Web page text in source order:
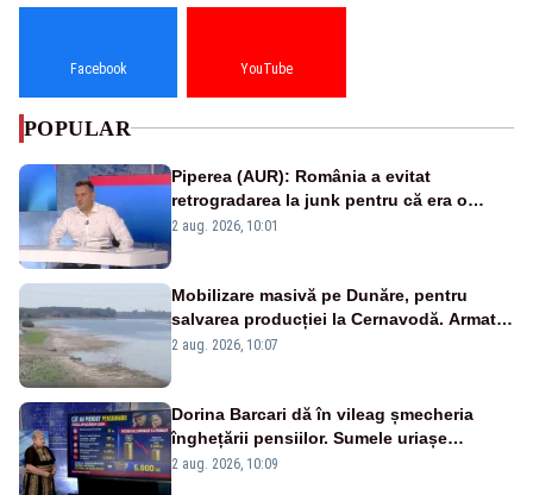
Facebook YouTube
POPULAR
Piperea (AUR): România a evitat
retrogradarea la junk pentru că era o
catastrofă pentru bănci și fondurile de
2 aug. 2026, 10:01
Mobilizare masivă pe Dunăre, pentru
salvarea producției la Cernavodă. Armata
va detona o stâncă și va devia apa
2 aug. 2026, 10:07
Dorina Barcari dă în vileag șmecheria
înghețării pensiilor. Sumele uriașe
pierdute de fiecare român
2 aug. 2026, 10:09